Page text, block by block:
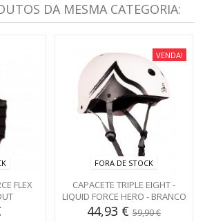
DA MESMA CATEGORIA:
FLEX
VENDA!
FORA DE STOCK
CAPACETE TRIPLE EIGHT -
LIQUID FORCE HERO - BRANCO
44,93 € 59,90 €